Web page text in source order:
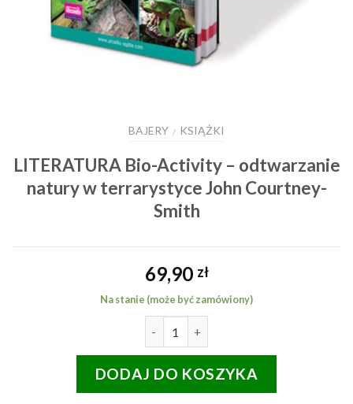
BAJERY / KSIĄŻKI
LITERATURA Bio-Activity – odtwarzanie
natury w terrarystyce John Courtney-
Smith
69,90 zł
Na stanie (może być zamówiony)
DODAJ DO KOSZYKA